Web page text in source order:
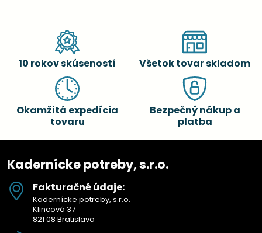
10 rokov skúseností Všetok tovar skladom
Okamžitá expedícia
tovaru
Bezpečný nákup a
platba
Kadernícke potreby, s.r.o.
Fakturačné údaje:
Kadernícke potreby, s.r.o.
Klincová 37
821 08 Bratislava